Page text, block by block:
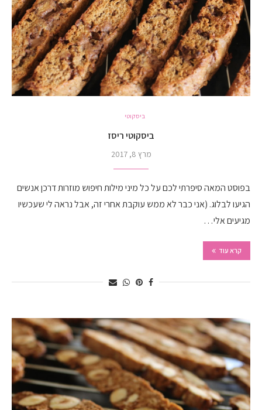
ביסקוטי
ביסקוטי ריסז
מרץ 8, 2017
בפוסט המאה סיפרתי לכם על כל מיני מילות חיפוש מוזרות דרכן אנשים
הגיעו לבלוג. (אני כבר לא ממש עוקבת אחרי זה, אבל נראה לי שעכשיו
מגיעים אלי…
קרא עוד